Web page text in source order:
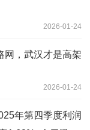
2026-01-24
网，武汉才是高架
2026-01-24
年第四季度利润